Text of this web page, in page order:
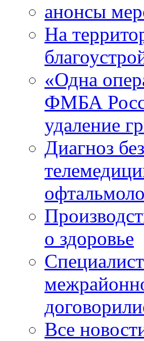
анонсы
На
«Одна
ФМБА
удаление
Диагноз
о здоровье
Все